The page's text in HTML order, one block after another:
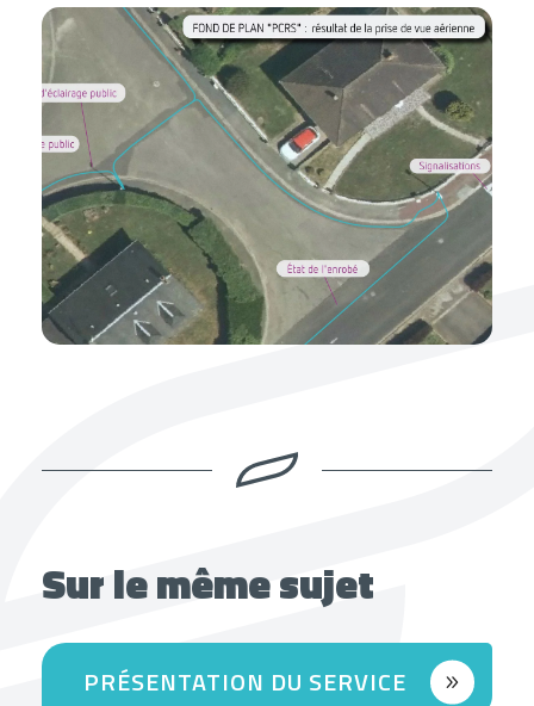
Sur le même sujet
PRÉSENTATION DU SERVICE